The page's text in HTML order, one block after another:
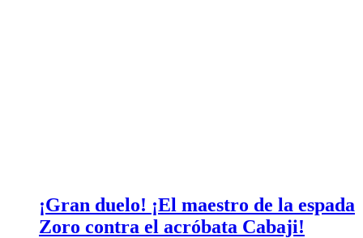
¡Gran duelo! ¡El maestro de la espada
Zoro contra el acróbata Cabaji!